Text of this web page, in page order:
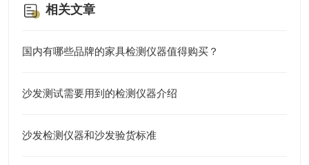
相关文章
国内有哪些品牌的家具检测仪器值得购买？
沙发测试需要用到的检测仪器介绍
沙发检测仪器和沙发验货标准